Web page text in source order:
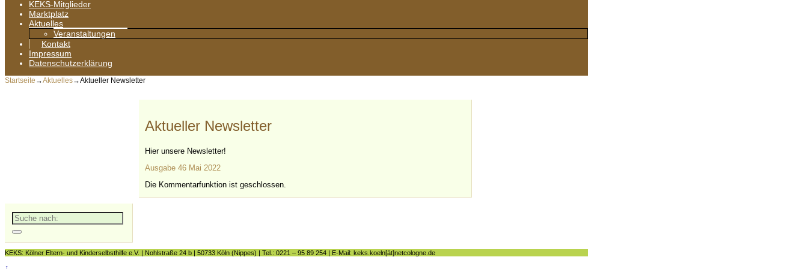
KEKS-Mitglieder
Marktplatz
Aktuelles
Veranstaltungen
Kontakt
Impressum
Datenschutzerklärung
Startseite →Aktuelles→Aktueller Newsletter
Aktueller Newsletter
Hier unsere Newsletter!
Ausgabe 46 Mai 2022
Die Kommentarfunktion ist geschlossen.
Suche
nach:
KEKS: Kölner Eltern- und Kinderselbsthilfe e.V. | Nohlstraße 24 b | 50733 Köln (Nippes) | Tel.: 0221 – 95 89 254 | E-Mail: keks.koeln[ät]netcologne.de